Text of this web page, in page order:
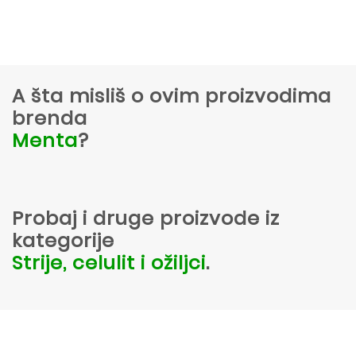
A šta misliš o ovim proizvodima
brenda
Menta?
Probaj i druge proizvode iz
kategorije
Strije, celulit i ožiljci.